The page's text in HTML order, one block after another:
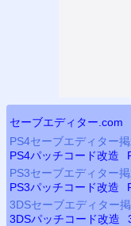
セーブエディター.com
PS4セーブエディター
PS4パッチコード改造
PS3セーブエディター
PS3パッチコード改造
3DSセーブエディター
3DSパッチコード改造